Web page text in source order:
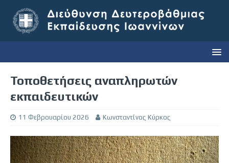
Τοποθετήσεις αναπληρωτών
εκπαιδευτικών
11 Φεβρουαρίου 2026 Κωνσταντίνος Κύρκος